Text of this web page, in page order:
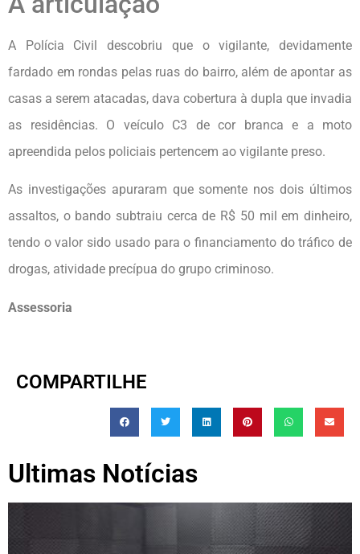
A Polícia Civil descobriu que o vigilante, devidamente
fardado em rondas pelas ruas do bairro, além de apontar as
casas a serem atacadas, dava cobertura à dupla que invadia
as residências. O veículo C3 de cor branca e a moto
apreendida pelos policiais pertencem ao vigilante preso.
As investigações apuraram que somente nos dois últimos
assaltos, o bando subtraiu cerca de R$ 50 mil em dinheiro,
tendo o valor sido usado para o financiamento do tráfico de
drogas, atividade precípua do grupo criminoso.
Assessoria
COMPARTILHE
Ultimas Notícias